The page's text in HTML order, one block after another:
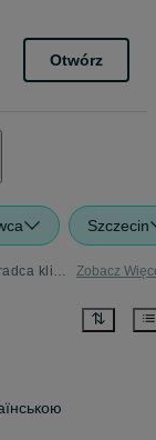
Otwórz
Szczecin
Dla Ciebie wszystko - Szczecin - w kategorii Doradca klienta, sprzedawca Zobacz